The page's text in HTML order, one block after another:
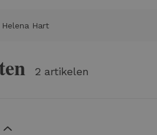
Helena Hart
2 artikelen